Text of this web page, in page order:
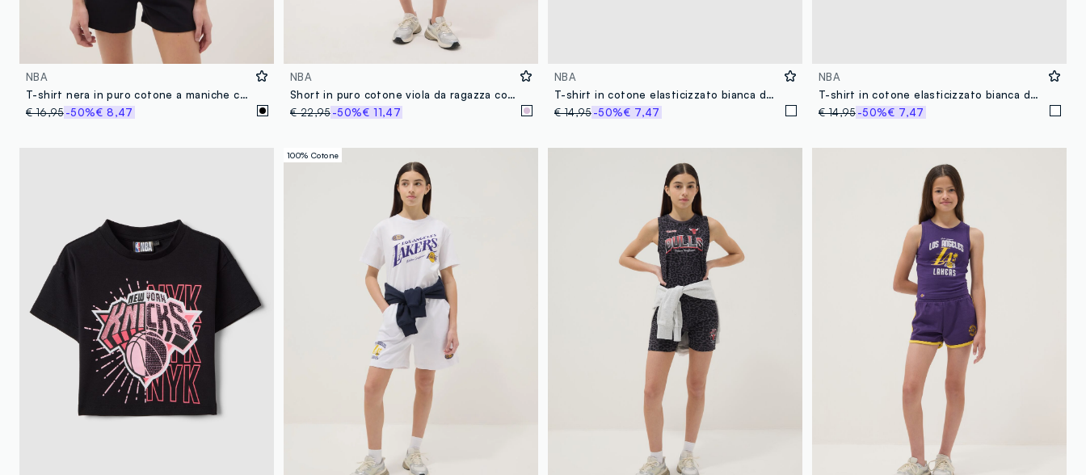
NBA
T-shirt nera in puro cotone a maniche corte relaxed fit
€ 16,95-50%€ 8,47
NBA
Short in puro cotone viola da ragazza comfort fit con stampe Lakers
€ 22,95-50%€ 11,47
NBA
T-shirt in cotone elasticizzato bianca da bambina boxy fit Chicago
€ 14,95-50%€ 7,47
NBA
T-shirt in cotone elasticizzato bianca da bambina boxy fit Brooklyn
€ 14,95-50%€ 7,47
100% Cotone